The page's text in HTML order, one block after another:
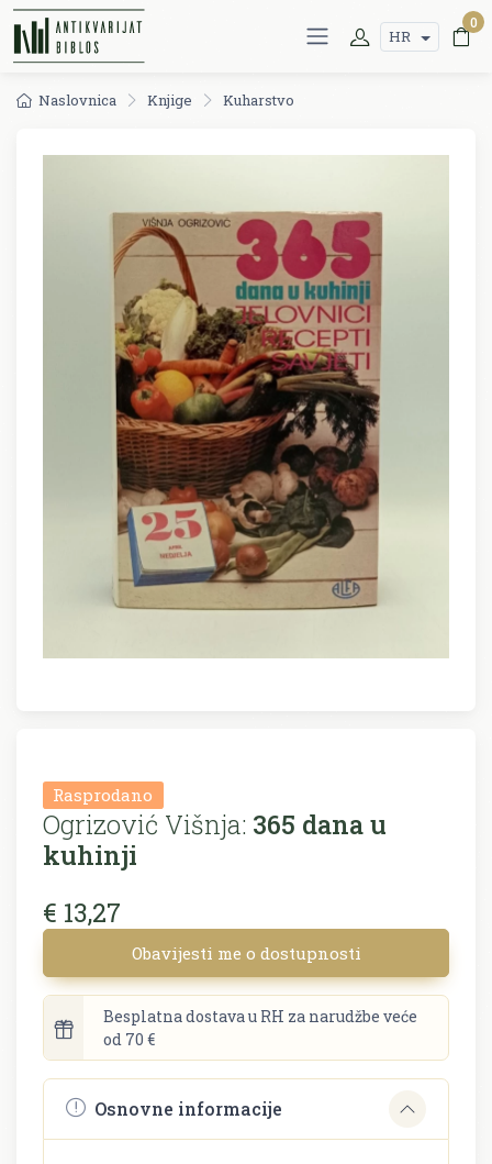
HR
0
Naslovnica Knjige Kuharstvo
Rasprodano
Ogrizović Višnja: 365 dana u
kuhinji
€ 13,27
Obavijesti me o dostupnosti
Besplatna dostava u RH za narudžbe veće
od 70 €
Osnovne informacije